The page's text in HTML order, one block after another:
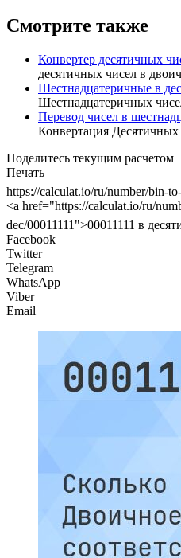
Смотрите также
Конвертер десятичных
десятичных чисел в
Шестнадцатеричные в
Шестнадцатеричных
Перевод чисел в
Конвертация
Поделитесь текущим расчетом
Печать
https://calculat.io/ru/number/bin-to-
<a href="https://calculat.io/ru/
dec/00011111">00011111 в
Facebook
Twitter
Telegram
WhatsApp
Viber
Email